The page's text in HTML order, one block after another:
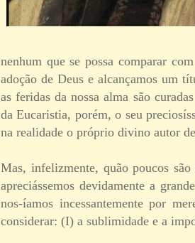
nenhum que se possa comparar
adoção de Deus e alcançamos um
as feridas da nossa alma são
da Eucaristia, porém, o seu
na realidade o próprio divino autor
Mas, infelizmente, quão poucos
apreciássemos devidamente a
nos-íamos incessantemente por
considerar: (I) a sublimidade e a